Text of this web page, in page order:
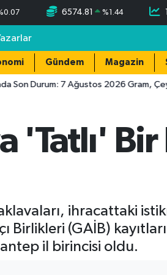
0.07 6574.81 %1.44
Gündem Magazin
Durum: 7 Ağustos 2026 Gram, Çeyrek ve
Bir
ihracattaki
Birlikleri (GAİB)
il birincisi oldu.